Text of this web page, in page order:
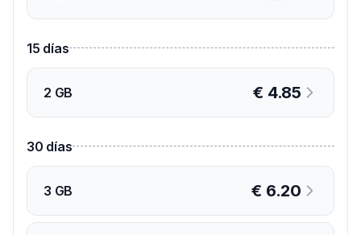
15 días
2 GB € 4.85
30 días
3 GB € 6.20